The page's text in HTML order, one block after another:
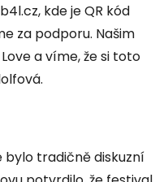
kde je QR kód
za podporu. Našim
a víme, že si toto
tradičně diskuzní